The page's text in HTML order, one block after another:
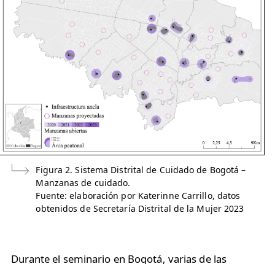
Figura 2. Sistema Distrital de Cuidado de Bogotá –
Manzanas de cuidado.
Fuente: elaboración por Katerinne Carrillo, datos
obtenidos de Secretaría Distrital de la Mujer 2023
Durante el seminario en Bogotá, varias de las